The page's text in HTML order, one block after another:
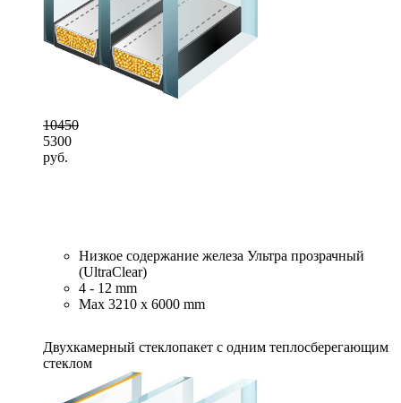
10450
5300
руб.
Низкое содержание железа Ультра прозрачный
(UltraClear)
4 - 12 mm
Max 3210 x 6000 mm
Двухкамерный стеклопакет с одним теплосберегающим
стеклом